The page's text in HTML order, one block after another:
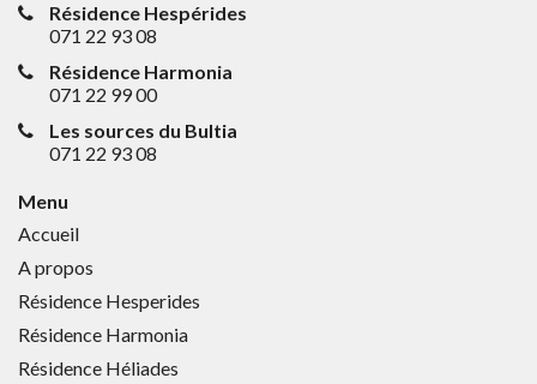
Résidence Hespérides
071 22 93 08
Résidence Harmonia
071 22 99 00
Les sources du Bultia
071 22 93 08
Menu
Accueil
A propos
Résidence Hesperides
Résidence Harmonia
Résidence Héliades